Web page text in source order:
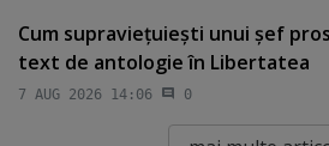
Cum supravieţuieşti unui şef
text de antologie în Libertatea
7 AUG 2026 14:06 0